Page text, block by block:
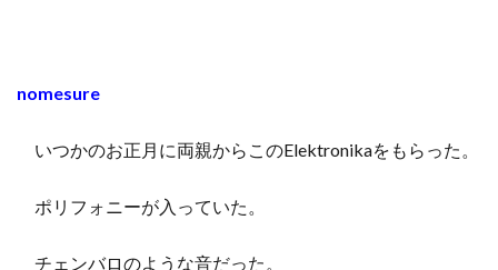
nomesure
いつかのお正月に両親からこのElektronikaをもらった。
ポリフォニーが入っていた。
チェンバロのような音だった。